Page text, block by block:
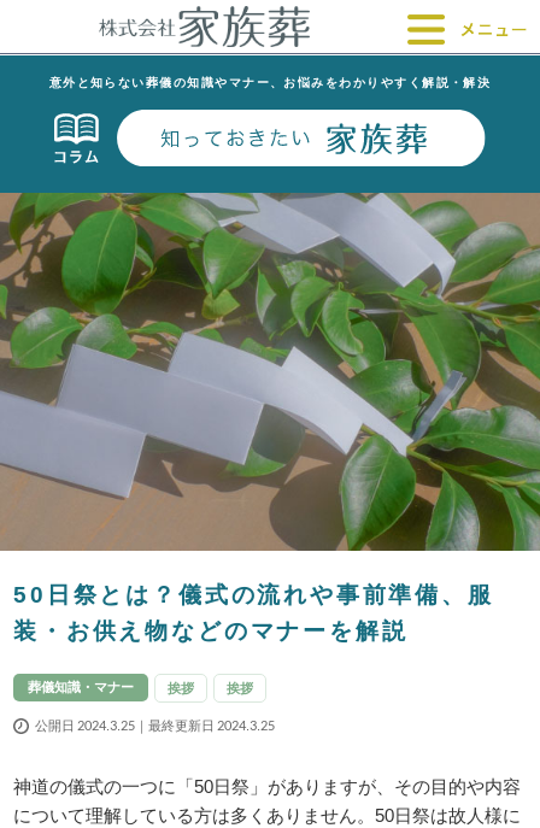
意外と知らない葬儀の知識やマナー、お悩みをわかりやすく解説・解決
50日祭とは？儀式の流れや事前準備、服
装・お供え物などのマナーを解説
葬儀知識・マナー 挨拶 挨拶
公開日 2024.3.25｜最終更新日 2024.3.25
神道の儀式の一つに「50日祭」がありますが、その目的や内容
について理解している方は多くありません。50日祭は故人様に